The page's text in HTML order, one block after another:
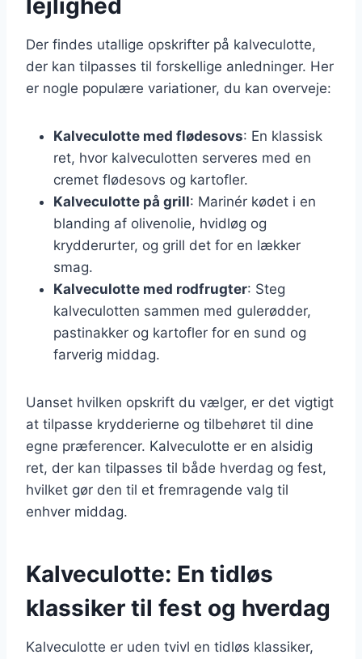
Der findes utallige opskrifter på kalveculotte,
der kan tilpasses til forskellige anledninger. Her
er nogle populære variationer, du kan overveje:
Kalveculotte med flødesovs: En klassisk
ret, hvor kalveculotten serveres med en
cremet flødesovs og kartofler.
Kalveculotte på grill: Marinér kødet i en
blanding af olivenolie, hvidløg og
krydderurter, og grill det for en lækker
smag.
Kalveculotte med rodfrugter: Steg
kalveculotten sammen med gulerødder,
pastinakker og kartofler for en sund og
farverig middag.
Uanset hvilken opskrift du vælger, er det vigtigt
at tilpasse krydderierne og tilbehøret til dine
egne præferencer. Kalveculotte er en alsidig
ret, der kan tilpasses til både hverdag og fest,
hvilket gør den til et fremragende valg til
enhver middag.
Kalveculotte: En tidløs
klassiker til fest og hverdag
Kalveculotte er uden tvivl en tidløs klassiker,